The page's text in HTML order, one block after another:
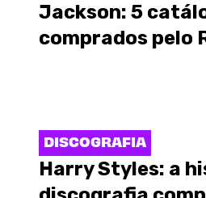
Jackson: 5
comprados pelo
DISCOGRAFIA
Harry Styles: a